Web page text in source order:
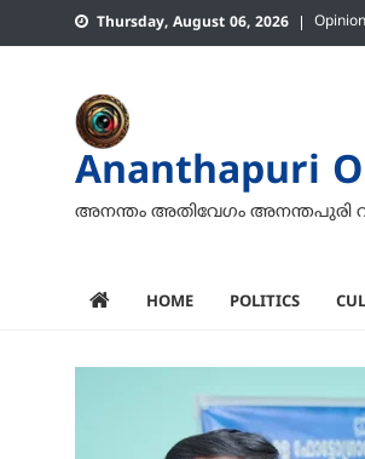
to
Thursday, August 06, 2026
Ananthapuri
അനന്തം അതിവേഗം അനന്തപുരി
HOME POLITICS